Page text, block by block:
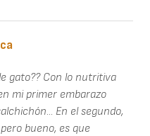
gato?? Con lo nutritiva
mi primer embarazo
En el segundo,
bueno, es que